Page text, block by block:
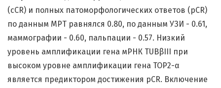
(cCR) и полных патоморфологических ответов (pCR)
по данным МРТ равнялся 0.80, по данным УЗИ - 0.61,
маммографии - 0.60, пальпации - 0.57. Низкий
уровень амплификации гена мРНК TUBβIII при
высоком уровне амплификации гена TOP2-α
является предиктором достижения pCR. Включение